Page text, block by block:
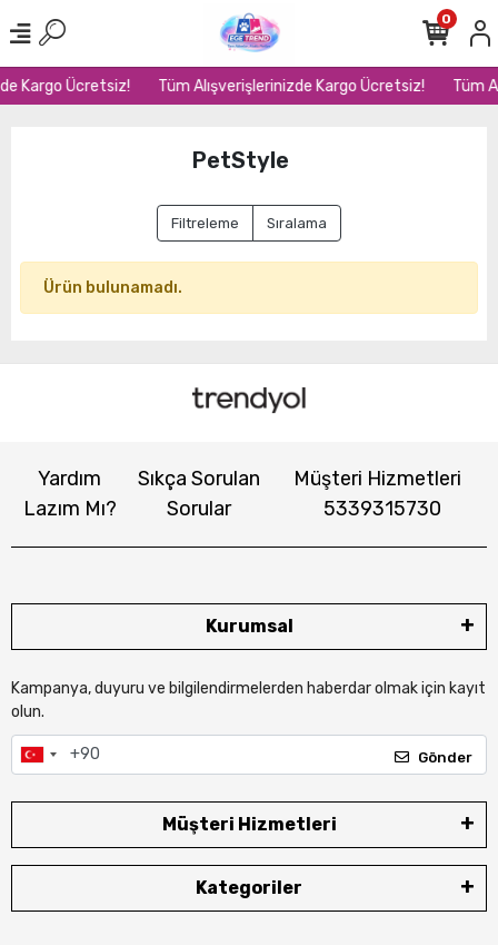
Kargo Ücretsiz! Tüm Alışverişlerinizde Kargo Ücretsiz! Tüm
0
PetStyle
Filtreleme Sıralama
Ürün bulunamadı.
Yardım
Lazım Mı?
Sıkça Sorulan
Sorular
Müşteri Hizmetleri
5339315730
Kurumsal
Kampanya, duyuru ve bilgilendirmelerden haberdar olmak için kayıt
olun.
Gönder
Müşteri Hizmetleri
Kategoriler